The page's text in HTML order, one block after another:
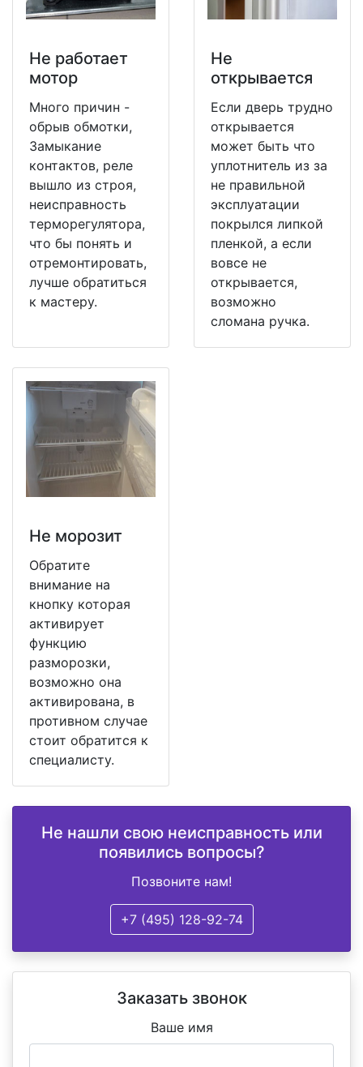
Не работает
мотор
Много причин -
обрыв обмотки,
Замыкание
контактов, реле
вышло из строя,
неисправность
терморегулятора,
что бы понять и
отремонтировать,
лучше обратиться
к мастеру.
Не
открывается
Если дверь трудно
открывается
может быть что
уплотнитель из за
не правильной
эксплуатации
покрылся липкой
пленкой, а если
вовсе не
открывается,
возможно
сломана ручка.
Не морозит
Обратите
внимание на
кнопку которая
активирует
функцию
разморозки,
возможно она
активирована, в
противном случае
стоит обратится к
специалисту.
Не нашли свою неисправность или
появились вопросы?
Позвоните нам!
+7 (495) 128-92-74
Заказать звонок
Ваше имя